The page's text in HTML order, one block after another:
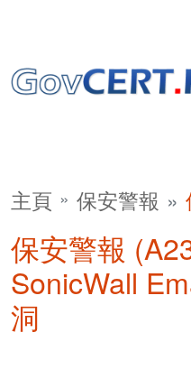
主頁 保安警報
保安警報
SonicWall
洞